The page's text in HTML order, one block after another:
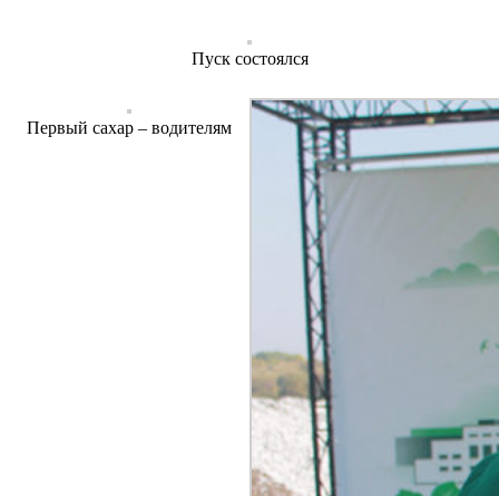
Пуск состоялся
Первый сахар – водителям